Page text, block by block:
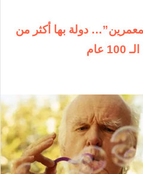
دولة بها أكثر من